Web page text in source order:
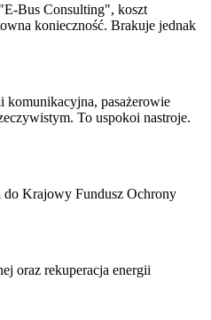
Bus Consulting", koszt
konieczność. Brakuje jednak
komunikacyjna, pasażerowie
To uspokoi nastroje.
do Krajowy Fundusz Ochrony
oraz rekuperacja energii